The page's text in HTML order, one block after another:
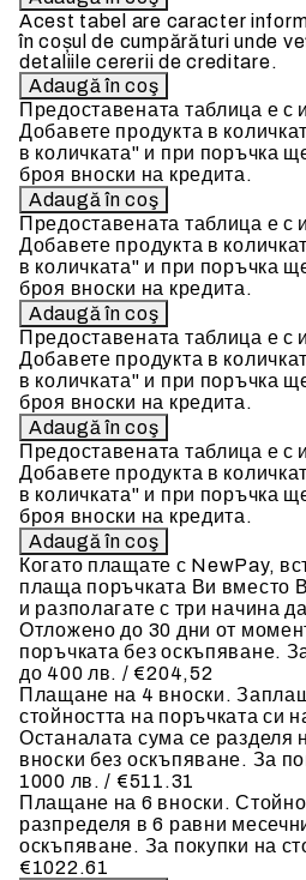
Acest tabel are caracter
în coșul de cumpărături unde
detaliile cererii de creditare.
Предоставената таблица е
Добавете продукта в
в количката" и при поръчка
броя вноски на кредита.
Предоставената таблица е
Добавете продукта в
в количката" и при поръчка
броя вноски на кредита.
Предоставената таблица е
Добавете продукта в
в количката" и при поръчка
броя вноски на кредита.
Предоставената таблица е
Добавете продукта в
в количката" и при поръчка
броя вноски на кредита.
Когато плащате с NewPay,
плаща поръчката Ви вместо
и разполагате с три начина
Отложено до 30 дни от
поръчката без оскъпяване.
до 400 лв. / €204,52
Плащане на 4 вноски.
стойността на поръчката си
Останалата сума се разделя
вноски без оскъпяване. За
1000 лв. / €511.31
Плащане на 6 вноски.
разпределя в 6 равни
оскъпяване. За покупки на
€1022.61